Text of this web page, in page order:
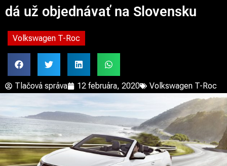
dá už objednávať na Slovensku
Volkswagen T-Roc
Tlačová správa 12 februára, 2020 Volkswagen T-Roc